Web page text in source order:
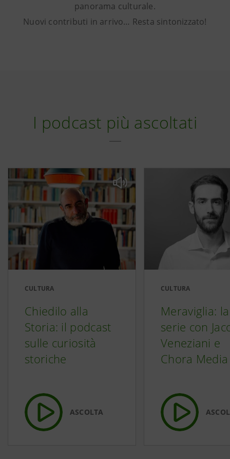
panorama culturale.
Nuovi contributi in arrivo… Resta sintonizzato!
I podcast più ascoltati
CULTURA
Chiedilo alla
Storia: il podcast
sulle curiosità
storiche
ASCOLTA
CULTURA
Meraviglia: la
serie con
Veneziani e
Chora Media